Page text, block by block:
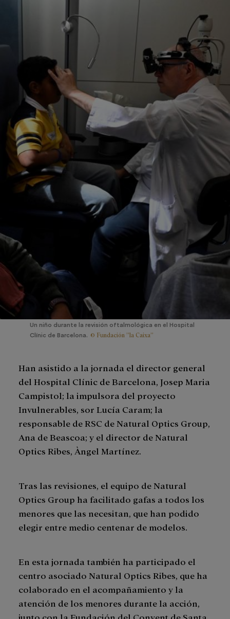
Un niño durante la revisión oftalmológica en el Hospital
Clínic de Barcelona. © Fundación ”la Caixa”
Han asistido a la jornada el director general
del Hospital Clínic de Barcelona, Josep Maria
Campistol; la impulsora del proyecto
Invulnerables, sor Lucía Caram; la
responsable de RSC de Natural Optics Group,
Ana de Beascoa; y el director de Natural
Optics Ribes, Àngel Martínez.
Tras las revisiones, el equipo de Natural
Optics Group ha facilitado gafas a todos los
menores que las necesitan, que han podido
elegir entre medio centenar de modelos.
En esta jornada también ha participado el
centro asociado Natural Optics Ribes, que ha
colaborado en el acompañamiento y la
atención de los menores durante la acción,
junto con la Fundación del Convent de Santa